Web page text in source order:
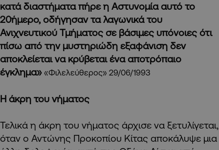
κατά διαστήματα πήρε η Αστυνομία αυτό το
20ήμερο, οδήγησαν τα λαγωνικά του
Ανιχνευτικού Τμήματος σε βάσιμες υπόνοιες ότι
πίσω από την μυστηριώδη εξαφάνιση δεν
αποκλείεται να κρύβεται ένα αποτρόπαιο
έγκλημα» «Φιλελεύθερος» 29/06/1993
Η άκρη του νήματος
Τελικά η άκρη του νήματος άρχισε να ξετυλίγεται,
όταν ο Αντώνης Προκοπίου Κίτας αποκάλυψε μια